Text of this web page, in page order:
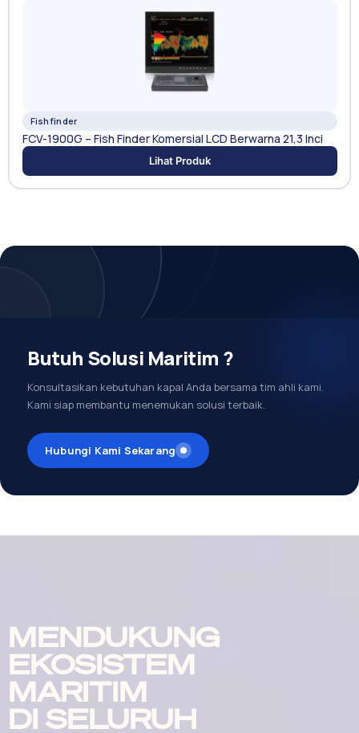
Fishfinder
FCV-1900G – Fish Finder Komersial LCD Berwarna 21,3 Inci
Lihat Produk
Butuh Solusi Maritim ?
Konsultasikan kebutuhan kapal Anda bersama tim ahli kami.
Kami siap membantu menemukan solusi terbaik.
Hubungi Kami Sekarang
MENDUKUNG
EKOSISTEM
MARITIM
DI SELURUH